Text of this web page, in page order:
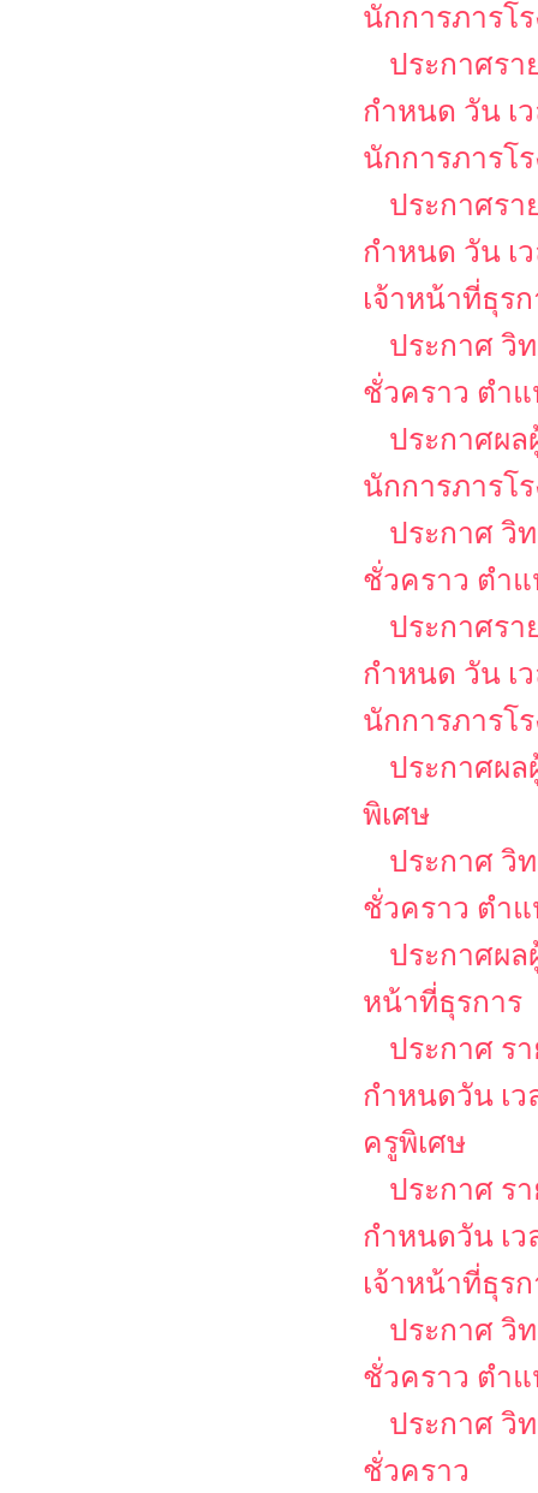
นักการภารโร
ประกาศรา
กำหนด วัน เ
นักการภารโร
ประกาศรา
กำหนด วัน เ
เจ้าหน้าที่ธุร
ประกาศ วิ
ชั่วคราว ตำแ
ประกาศผ
นักการภารโร
ประกาศ วิ
ชั่วคราว ตำแ
ประกาศรา
กำหนด วัน เ
นักการภารโ
ประกาศผ
พิเศษ
ประกาศ วิ
ชั่วคราว ตำ
ประกาศผล
หน้าที่ธุรการ
ประกาศ ร
กำหนดวัน เ
ครูพิเศษ
ประกาศ ร
กำหนดวัน เ
เจ้าหน้าที่ธุร
ประกาศ วิ
ชั่วคราว ตำ
ประกาศ วิ
ชั่วคราว